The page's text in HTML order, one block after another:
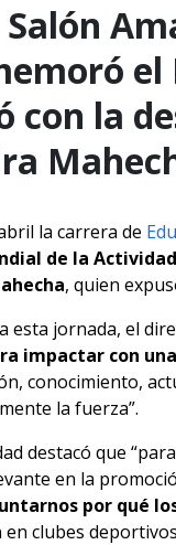
Salón
el
con la
la carrera de
de la
, quien
esta jornada, el
impactar con
conocimiento,
la fuerza”.
destacó que
en la
por qué
clubes